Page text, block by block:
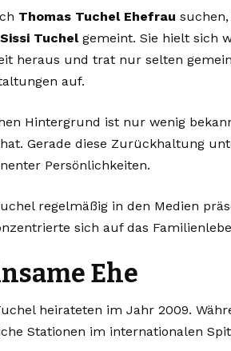
Thomas Tuchel Ehefrau
Sissi Tuchelgemeint. Sie hielt sich
heraus und trat nur selten
auf.
Hintergrund ist nur wenig
Gerade diese Zurückhaltung
Persönlichkeiten.
regelmäßig in den Medien
sich auf das
Ehe
heirateten im Jahr 2009.
Stationen im internationalen